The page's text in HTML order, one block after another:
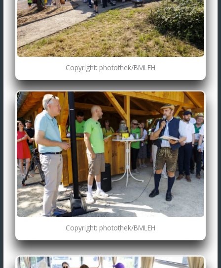
Copyright: photothek/BMLEH
Copyright: photothek/BMLEH